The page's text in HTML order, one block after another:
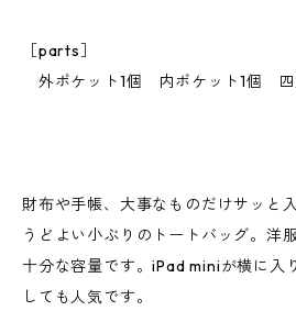
［parts］
外ポケット1個 内ポケット1個 四
財布や手帳、大事なものだけサッと
うどよい小ぶりのトートバッグ。洋
十分な容量です。iPad miniが横に入
しても人気です。